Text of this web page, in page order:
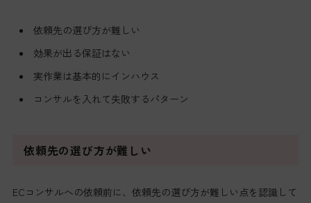
依頼先の選び方が難しい
効果が出る保証はない
実作業は基本的にインハウス
コンサルを入れて失敗するパターン
依頼先の選び方が難しい
ECコンサルへの依頼前に、依頼先の選び方が難しい点を認識して